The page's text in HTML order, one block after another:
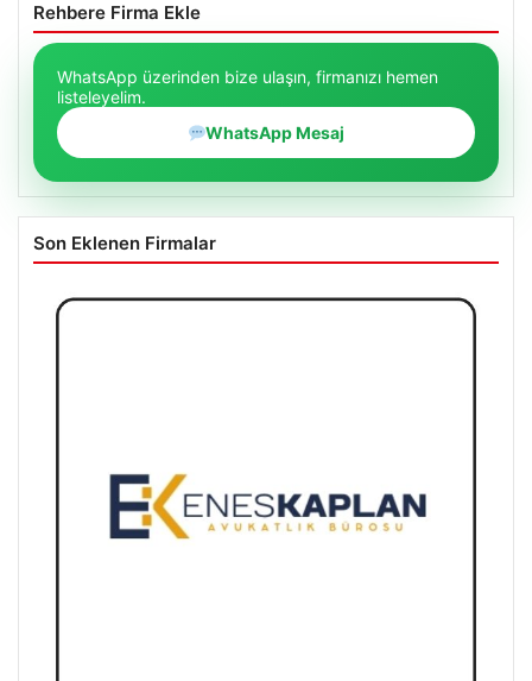
Rehbere Firma Ekle
WhatsApp üzerinden bize ulaşın, firmanızı hemen
listeleyelim.
WhatsApp Mesaj
Son Eklenen Firmalar